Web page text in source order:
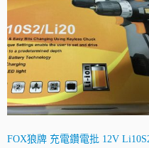
FOX狼牌 充電鑽電批 12V